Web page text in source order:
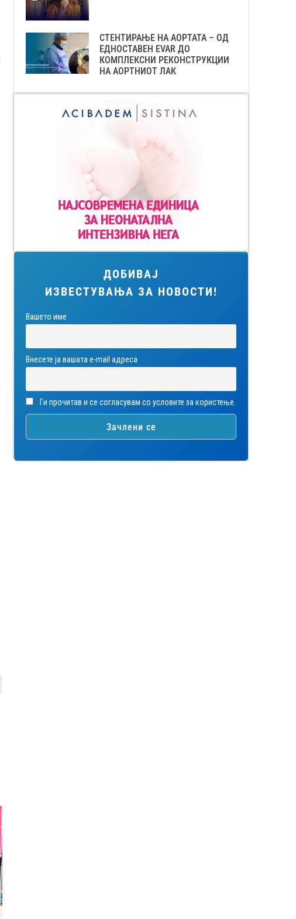
СТЕНТИРАЊЕ НА АОРТАТА – ОД
ЕДНОСТАВЕН EVAR ДО
КОМПЛЕКСНИ РЕКОНСТРУКЦИИ
НА АОРТНИОТ ЛАК
ДОБИВАЈ
ИЗВЕСТУВАЊА ЗА НОВОСТИ!
Вашето име
Внесете ја вашата е-mail адреса
Ги прочитав и се согласувам со условите за користење.